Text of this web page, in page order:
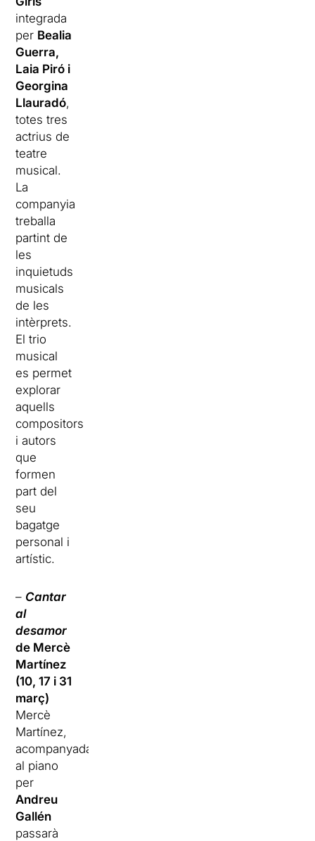
integrada
per Bealia
Guerra,
Laia Piró i
Georgina
Llauradó,
totes tres
actrius de
teatre
musical.
La
companyia
treballa
partint de
les
inquietuds
musicals
de les
intèrprets.
El trio
musical
es permet
explorar
aquells
compositors
i autors
que
formen
part del
seu
bagatge
personal i
artístic.
– Cantar
al
desamor
de Mercè
Martínez
(10, 17 i 31
març)
Mercè
Martínez,
acompanyada
al piano
per
Andreu
Gallén
passarà